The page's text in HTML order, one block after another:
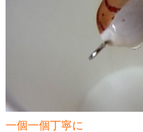
一個一個丁寧に